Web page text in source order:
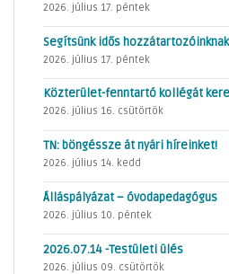
2026. július 17. péntek
Segítsünk idős
2026. július 17. péntek
Közterület-fenntartó kollégát
2026. július 16. csütörtök
TN: böngéssze át nyári híreinket!
2026. július 14. kedd
Álláspályázat – óvodapedagógus
2026. július 10. péntek
2026.07.14 -Testületi ülés
2026. július 09. csütörtök